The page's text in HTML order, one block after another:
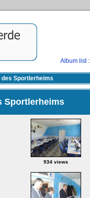
Album list
des Sportlerheims
Sportlerheims
934 views